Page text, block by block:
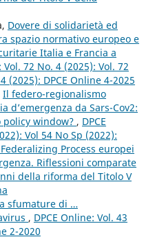
Dovere di solidarietà ed
spazio normativo europeo e
Italia e Francia a
Vol. 72 No. 4 (2025): Vol. 72
(2025): DPCE Online 4-2025
Il federo-regionalismo
d’emergenza da Sars-Cov2:
policy window? , DPCE
Vol 54 No Sp (2022):
Process europei
Riflessioni comparate
della riforma del Titolo V
sfumature di …
, DPCE Online: Vol. 43
2-2020